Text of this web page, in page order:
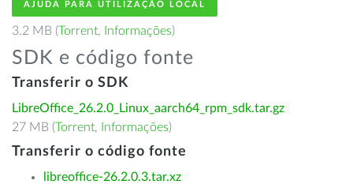
AJUDA PARA UTILIZAÇÃO LOCAL
3.2 MB (Torrent, Informações)
SDK e código fonte
Transferir o SDK
LibreOffice_26.2.0_Linux_aarch64_rpm_sdk.tar.gz
27 MB (Torrent, Informações)
Transferir o código fonte
libreoffice-26.2.0.3.tar.xz